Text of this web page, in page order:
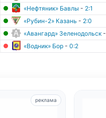
«Нефтяник» Бавлы - 2:1
«Рубин-2» Казань - 2:0
«Авангард» Зеленодольск-
«Водник» Бор- 0:2
реклама